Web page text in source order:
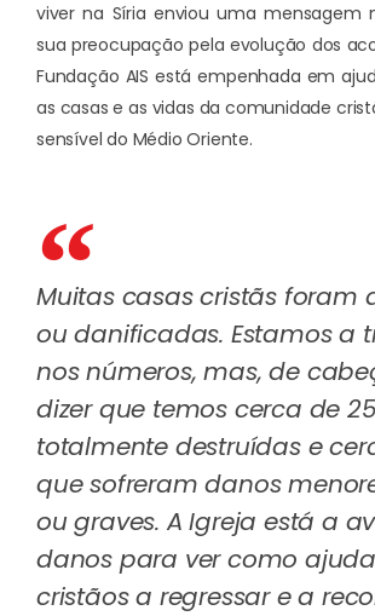
viver na Síria enviou uma mensagem
sua preocupação pela evolução dos
Fundação AIS está empenhada em
as casas e as vidas da comunidade
sensível do Médio Oriente.
Muitas casas cristãs foram
ou danificadas. Estamos a
nos números, mas, de
dizer que temos cerca de
totalmente destruídas e
que sofreram danos
ou graves. A Igreja está a
danos para ver como
cristãos a regressar e a